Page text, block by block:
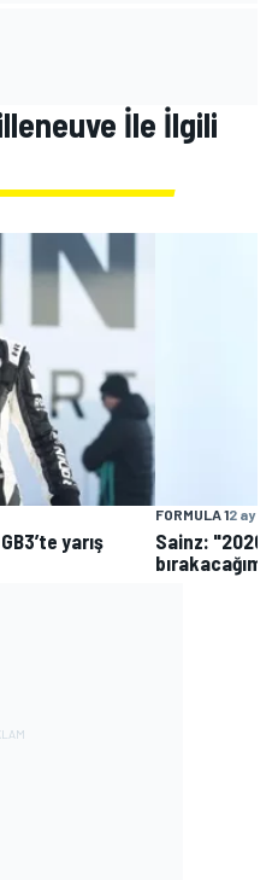
İle İlgili
yarış
FORMULA 12 ay
Sainz: "2026
bırakacağım"